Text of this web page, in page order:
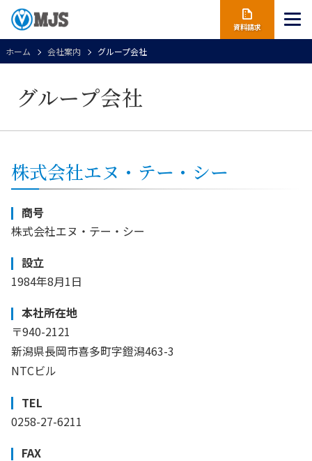
資料請求
ホーム 会社案内 グループ会社
グループ会社
株式会社エヌ・テー・シー
商号
株式会社エヌ・テー・シー
設立
1984年8月1日
本社所在地
〒940-2121
新潟県長岡市喜多町字鐙潟463-3
NTCビル
TEL
0258-27-6211
FAX